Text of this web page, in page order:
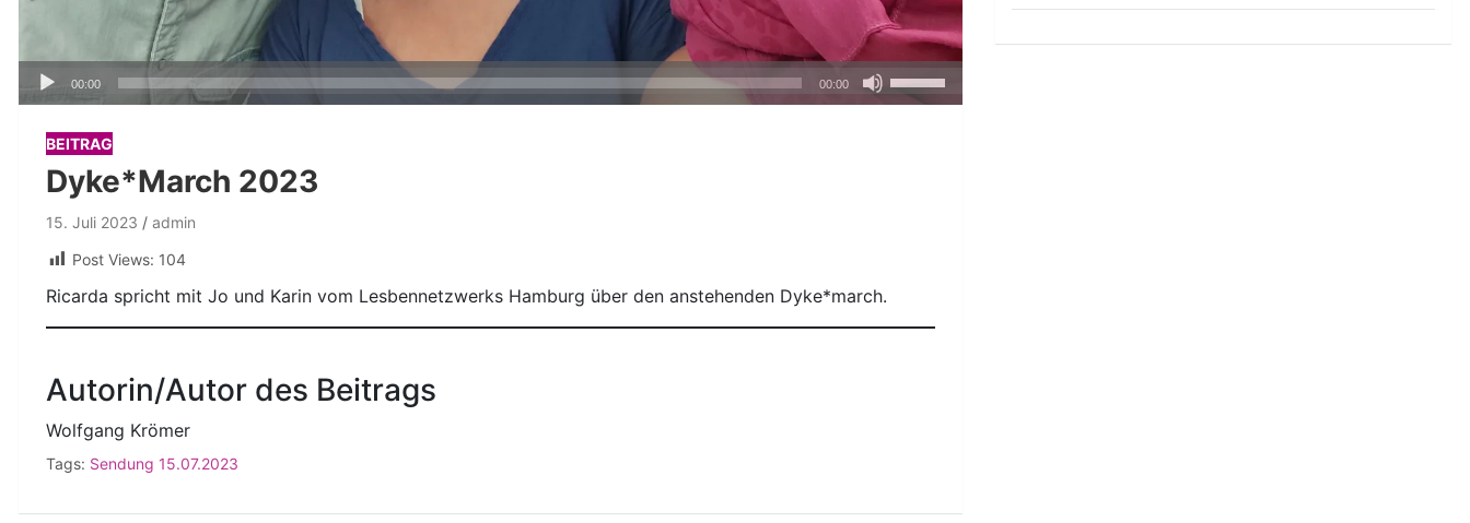
Audio-
00:00 00:00
Hoch/Runter
BEITRAG
Dyke*March 2023
15. Juli 2023
admin
Post Views: 104
Ricarda spricht mit Jo und Karin vom Lesbennetzwerks Hamburg über den anstehenden Dyke*march.
Autorin/Autor des Beitrags
Wolfgang Krömer
Tags: Sendung 15.07.2023